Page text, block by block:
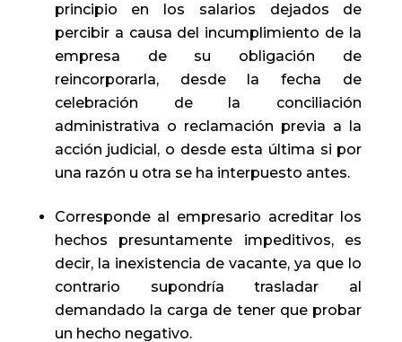
principio en los salarios dejados de
percibir a causa del incumplimiento de la
empresa de su obligación de
reincorporarla, desde la fecha de
celebración de la conciliación
administrativa o reclamación previa a la
acción judicial, o desde esta última si por
una razón u otra se ha interpuesto antes.
Corresponde al empresario acreditar los
hechos presuntamente impeditivos, es
decir, la inexistencia de vacante, ya que lo
contrario supondría trasladar al
demandado la carga de tener que probar
un hecho negativo.